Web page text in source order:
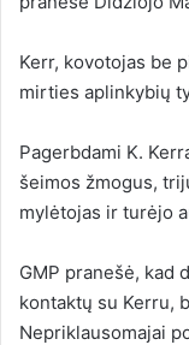
Kerr, kovotojas be
mirties aplinkybių
Pagerbdami K.
šeimos žmogus,
mylėtojas ir turėjo
GMP pranešė, kad
kontaktų su Kerru,
Nepriklausomajai